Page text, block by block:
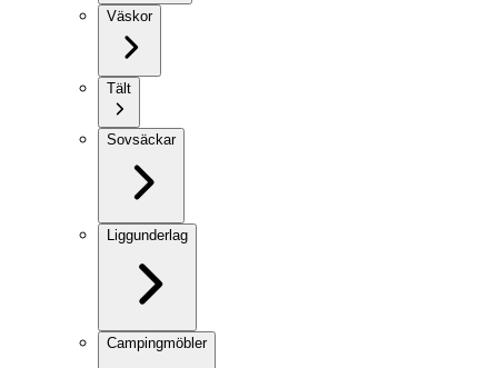
Väskor
Tält
Sovsäckar
Liggunderlag
Campingmöbler